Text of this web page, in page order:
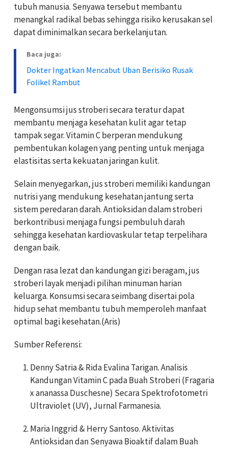
tubuh manusia. Senyawa tersebut membantu
menangkal radikal bebas sehingga risiko kerusakan sel
dapat diminimalkan secara berkelanjutan.
Baca juga:
Dokter Ingatkan Mencabut Uban Berisiko Rusak
Folikel Rambut
Mengonsumsi jus stroberi secara teratur dapat
membantu menjaga kesehatan kulit agar tetap
tampak segar. Vitamin C berperan mendukung
pembentukan kolagen yang penting untuk menjaga
elastisitas serta kekuatan jaringan kulit.
Selain menyegarkan, jus stroberi memiliki kandungan
nutrisi yang mendukung kesehatan jantung serta
sistem peredaran darah. Antioksidan dalam stroberi
berkontribusi menjaga fungsi pembuluh darah
sehingga kesehatan kardiovaskular tetap terpelihara
dengan baik.
Dengan rasa lezat dan kandungan gizi beragam, jus
stroberi layak menjadi pilihan minuman harian
keluarga. Konsumsi secara seimbang disertai pola
hidup sehat membantu tubuh memperoleh manfaat
optimal bagi kesehatan.(Aris)
Sumber Referensi:
Denny Satria & Rida Evalina Tarigan. Analisis
Kandungan Vitamin C pada Buah Stroberi (Fragaria
x ananassa Duschesne) Secara Spektrofotometri
Ultraviolet (UV), Jurnal Farmanesia.
Maria Inggrid & Herry Santoso. Aktivitas
Antioksidan dan Senyawa Bioaktif dalam Buah